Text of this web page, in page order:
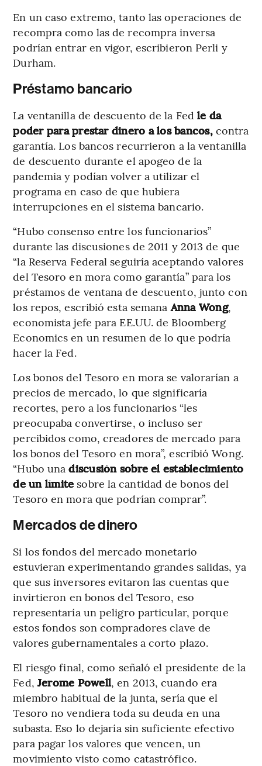
En un caso extremo, tanto las operaciones de
recompra como las de recompra inversa
podrían entrar en vigor, escribieron Perli y
Durham.
Préstamo bancario
La ventanilla de descuento de la Fedle da
poder para prestar dinero a los bancos,contra
garantía. Los bancos recurrieron a la ventanilla
de descuento durante el apogeo de la
pandemia y podían volver a utilizar el
programa en caso de que hubiera
interrupciones en el sistema bancario.
“Hubo consenso entre los funcionarios”
durante las discusiones de 2011 y 2013 de que
“la Reserva Federal seguiría aceptando valores
del Tesoro en mora como garantía” para los
préstamos de ventana de descuento, junto con
los repos, escribió esta semanaAnna Wong,
economista jefe para EE.UU. de Bloomberg
Economics en un resumen de lo que podría
hacer la Fed.
Los bonos del Tesoro en mora se valorarían a
precios de mercado, lo que significaría
recortes, pero a los funcionarios “les
preocupaba convertirse, o incluso ser
percibidos como, creadores de mercado para
los bonos del Tesoro en mora”, escribió Wong.
“Hubo unadiscusión sobre el establecimiento
de un límite sobre la cantidad de bonos del
Tesoro en mora que podrían comprar”.
Mercados de dinero
Si los fondos del mercado monetario
estuvieran experimentando grandes salidas, ya
que sus inversores evitaron las cuentas que
invirtieron en bonos del Tesoro, eso
representaría un peligro particular, porque
estos fondos son compradores clave de
valores gubernamentales a corto plazo.
El riesgo final, como señaló el presidente de la
Fed, Jerome Powell, en 2013, cuando era
miembro habitual de la junta, sería que el
Tesoro no vendiera toda su deuda en una
subasta. Eso lo dejaría sin suficiente efectivo
para pagar los valores que vencen, un
movimiento visto como catastrófico.